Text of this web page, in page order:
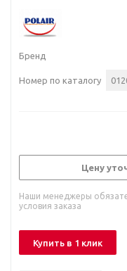
Бренд
Номер по каталогу
Цену
Наши менеджеры
условия заказа
Купить в 1 клик